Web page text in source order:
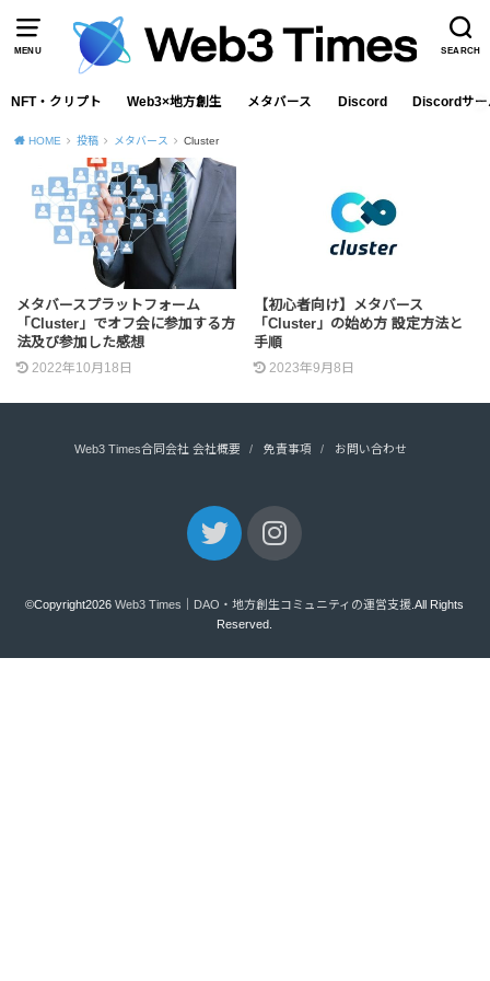
MENU SEARCH
NFT・クリプト Web3×地方創生 メタバース Discord Discordサー
HOME 投稿 メタバース Cluster
メタバースプラットフォーム
「Cluster」でオフ会に参加する方
法及び参加した感想
2022年10月18日
【初心者向け】メタバース
「Cluster」の始め方 設定方法と
手順
2023年9月8日
Web3 Times合同会社 会社概要 免責事項 お問い合わせ
©Copyright2026Web3 Times｜DAO・地方創生コミュニティの運営支援 .All Rights
Reserved.